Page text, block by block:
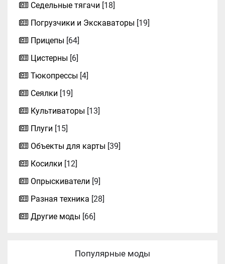
Седельные тягачи [18]
Погрузчики и Экскаваторы [19]
Прицепы [64]
Цистерны [6]
Тюкопрессы [4]
Сеялки [19]
Культиваторы [13]
Плуги [15]
Объекты для карты [39]
Косилки [12]
Опрыскиватели [9]
Разная техника [28]
Другие моды [66]
Популярные моды